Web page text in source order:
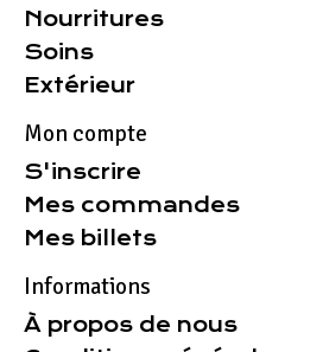
Nourritures
Soins
Extérieur
Mon compte
S'inscrire
Mes commandes
Mes billets
Informations
À propos de nous